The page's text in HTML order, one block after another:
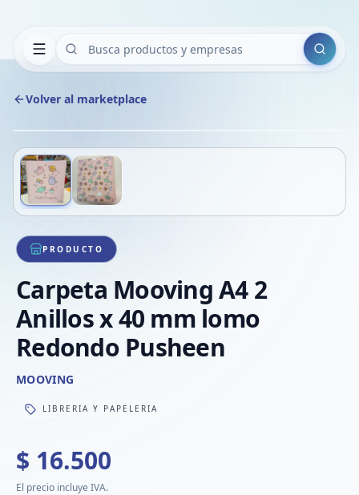
Buscar
Volver al marketplace
1/2
PRODUCTO
Carpeta Mooving A4 2
Anillos x 40 mm lomo
Redondo Pusheen
MOOVING
LIBRERIA Y PAPELERIA
$ 16.500
El precio incluye IVA.